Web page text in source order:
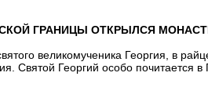
ГРАНИЦЫ ОТКРЫЛСЯ
великомученика Георгия, в
Святой Георгий особо почитается